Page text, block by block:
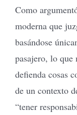
Como
moderna que
basándose
pasajero, lo que
defienda cosas
de un contexto
“tener